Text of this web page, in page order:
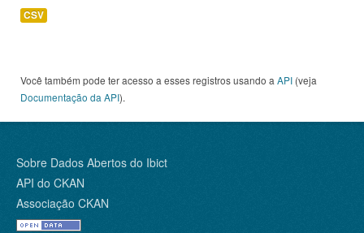
CSV
Você também pode ter acesso a esses registros usando a API (veja
Documentação da API).
Sobre Dados Abertos do Ibict
API do CKAN
Associação CKAN